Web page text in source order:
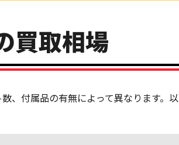
買取相場
、付属品の有無によって異なります。